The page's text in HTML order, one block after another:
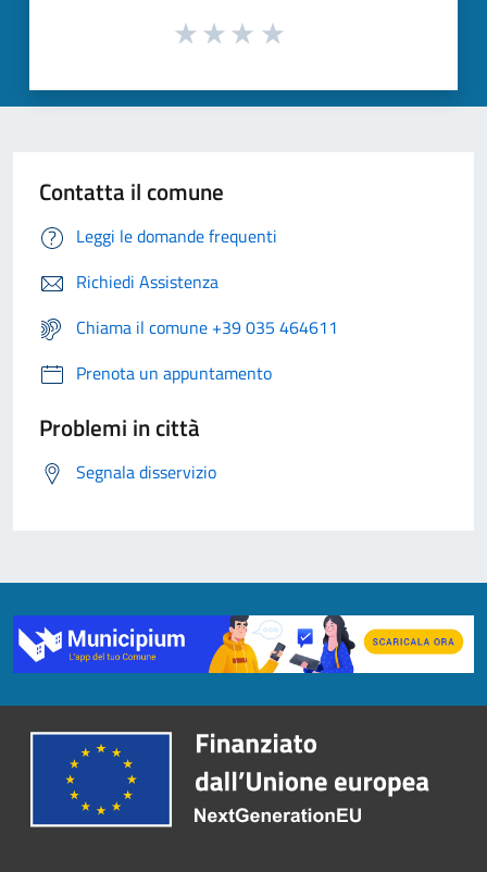
Contatta il comune
Leggi le domande frequenti
Richiedi Assistenza
Chiama il comune +39 035 464611
Prenota un appuntamento
Problemi in città
Segnala disservizio